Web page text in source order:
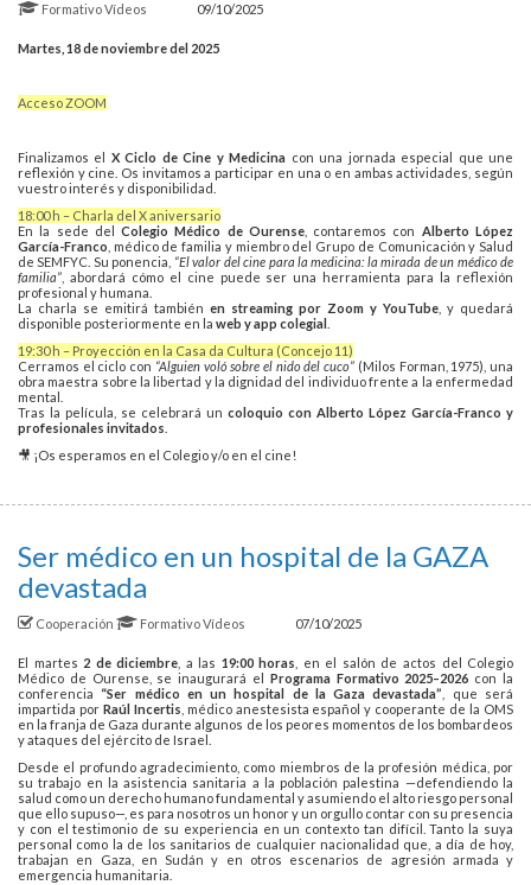
FormativoVídeos 09/10/2025
Martes, 18 de noviembre del 2025
Acceso ZOOM
Finalizamos el X Ciclo de Cine y Medicina con una jornada especial que une
reflexión y cine. Os invitamos a participar en una o en ambas actividades, según
vuestro interés y disponibilidad.
18:00 h – Charla del X aniversario
En la sede delColegio Médico de Ourense, contaremos con Alberto López
García-Franco , médico de familia y miembro del Grupo de Comunicación y Salud
de SEMFYC. Su ponencia, “El valor del cine para la medicina: la mirada de un médico de
familia” , abordará cómo el cine puede ser una herramienta para la reflexión
profesional y humana.
La charla se emitirá también en streaming por Zoom y YouTube , y quedará
disponible posteriormente en la web y app colegial
19:30 h – Proyección en la Casa da Cultura (Concejo 11)
Cerramos el ciclo con “Alguien voló sobre el nido del cuco” (Milos Forman, 1975), una
obra maestra sobre la libertad y la dignidad del individuo frente a la enfermedad
mental.
Tras la película, se celebrará un coloquio con Alberto López García-Franco y
profesionales invitados
🎥 ¡Os esperamos en el Colegio y/o en el cine!
Ser médico en un hospital de la GAZA
devastada
Cooperación FormativoVídeos 07/10/2025
El martes 2 de diciembre , a las 19:00 horas
, en el salón de actos del Colegio
Médico de Ourense, se inaugurará el Programa Formativo 2025–2026 con la
conferencia “Ser médico en un hospital de la Gaza devastada”
, que será
impartida por Raúl Incertis , médico anestesista español y cooperante de la OMS
en la franja de Gaza durante algunos de los peores momentos de los bombardeos
y ataques del ejército de Israel.
Desde el profundo agradecimiento, como miembros de la profesión médica, por
su trabajo en la asistencia sanitaria a la población palestina —defendiendo la
salud como un derecho humano fundamental y asumiendo el alto riesgo personal
que ello supuso—, es para nosotros un honor y un orgullo contar con su presencia
y con el testimonio de su experiencia en un contexto tan difícil. Tanto la suya
personal como la de los sanitarios de cualquier nacionalidad que, a día de hoy,
trabajan en Gaza, en Sudán y en otros escenarios de agresión armada y
emergencia humanitaria.